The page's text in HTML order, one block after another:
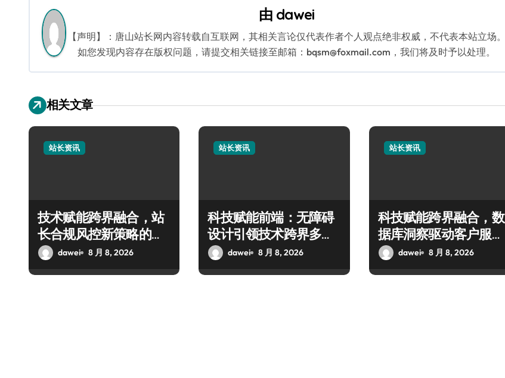
导
航
由 dawei
【声明】：唐山站长网内容转载自互联网，其相关言论仅代表作者个人观点绝非权威，不代表本站立场。
如您发现内容存在版权问题，请提交相关链接至邮箱：bqsm@foxmail.com，我们将及时予以处理。
相关文章
站长资讯
技术赋能跨界融合，站
长合规风控新策略的科
技破局之道
dawei 8 月 8, 2026
站长资讯
科技赋能前端：无障碍
设计引领技术跨界多元
融合新潮
dawei 8 月 8, 2026
站长资讯
科技赋能跨界融合，数
据库洞察驱动客户服务
新升级
dawei 8 月 8, 2026